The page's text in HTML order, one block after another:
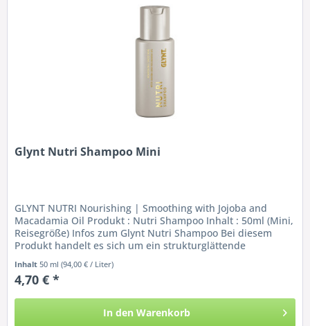
Glynt Nutri Shampoo Mini
GLYNT NUTRI Nourishing | Smoothing with Jojoba and
Macadamia Oil Produkt : Nutri Shampoo Inhalt : 50ml (Mini,
Reisegröße) Infos zum Glynt Nutri Shampoo Bei diesem
Produkt handelt es sich um ein strukturglättende
Pflegeshampoo für...
Inhalt50 ml(94,00 € / Liter)
4,70 € *
In den Warenkorb